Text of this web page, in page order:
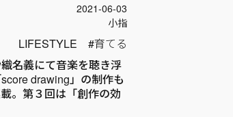
投稿日
2021-06-03
Author
小指
LIFESTYLE
育てる
名義にて音楽を聴き浮
drawing」の制作も
。第３回は「創作の効